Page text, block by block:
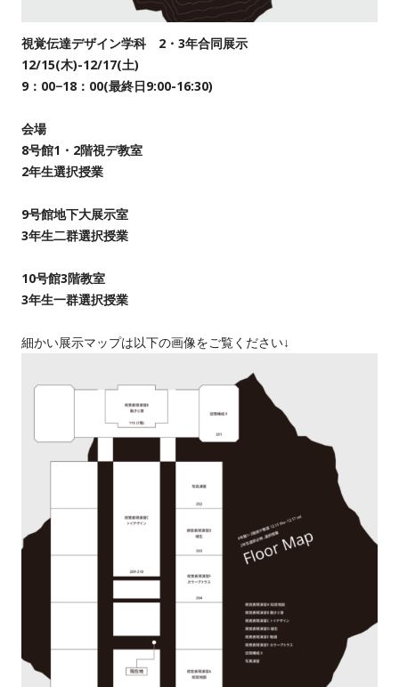
視覚伝達デザイン学科 2・3年合同展示
12/15(木)-12/17(土)
9：00−18：00(最終日9:00-16:30)
会場
8号館1・2階視デ教室
2年生選択授業
9号館地下大展示室
3年生二群選択授業
10号館3階教室
3年生一群選択授業
細かい展示マップは以下の画像をご覧ください↓